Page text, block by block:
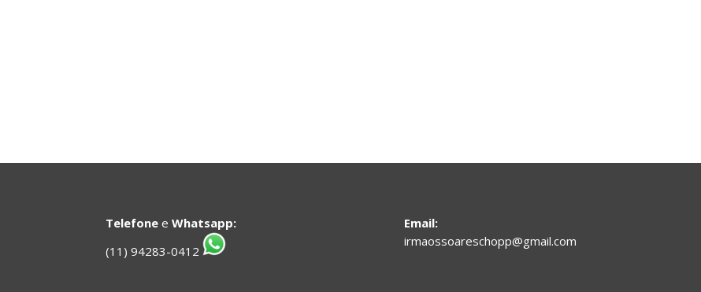
Telefone eWhatsapp:
(11) 94283-0412
Email:
irmaossoareschopp@gmail.com